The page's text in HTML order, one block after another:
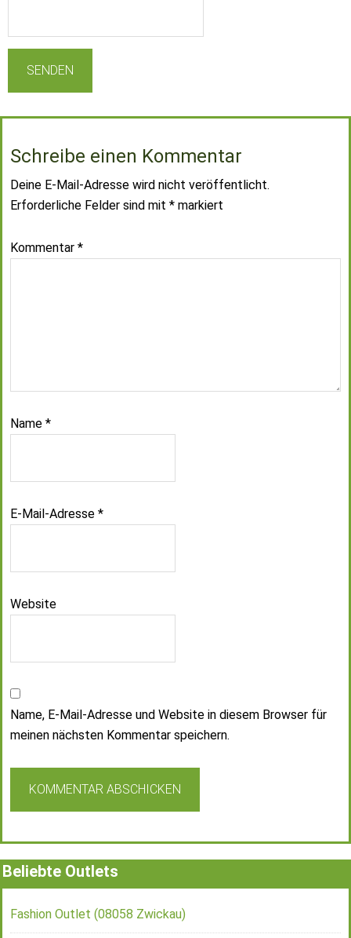
Schreibe einen Kommentar
Deine E-Mail-Adresse wird nicht veröffentlicht.
Erforderliche Felder sind mit * markiert
Kommentar *
Name *
E-Mail-Adresse *
Website
Name, E-Mail-Adresse und Website in diesem Browser für
meinen nächsten Kommentar speichern.
Beliebte Outlets
Fashion Outlet (08058 Zwickau)